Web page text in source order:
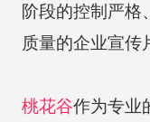
阶段的控制严格
质量的企业宣传
桃花谷作为专业